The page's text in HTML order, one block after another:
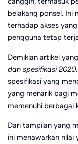
belakang ponsel. Ini
terhadap akses
pengguna tetap
Demikian artikel
dan spesifikasi 2020
spesifikasi yang
yang menarik bagi
memenuhi berbagai
Dari tampilan yang
ini menawarkan